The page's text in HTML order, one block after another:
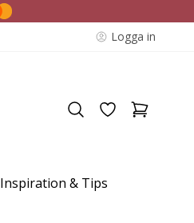
Logga in
Inspiration & Tips